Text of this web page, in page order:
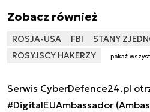
Zobacz również
ROSJA-USA FBI
STANY
ROSYJSCY HAKERZY
pokaż
Serwis CyberDefence24.pl
#DigitalEUAmbassador